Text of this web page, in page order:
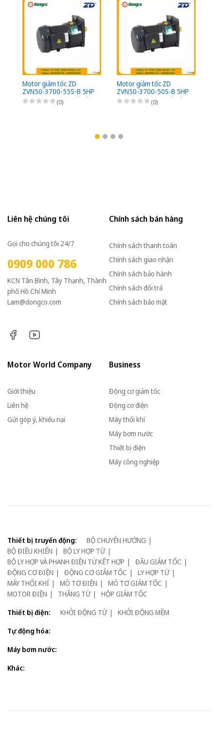
Motor giảm tốc ZD
ZVN50-3700-55S-B 5HP
(3,7kW) - 1/55 - kiểu lắp
Mặt bích 3 Pha
(0)
Motor giảm tốc ZD
ZVN50-3700-50S-B 5HP
(3,7kW) - 1/50 - kiểu lắp
Mặt bích 3 Pha
lưu nhanh từ AC sang
(0)
Liên hệ chúng tôi
Gọi cho chúng tôi 24/7
0909 000 786
KCN Tân Bình, Tây Thạnh, Thành
phố Hồ Chí Minh
Lam@dongco.com
Chính sách bán hàng
Chính sách thanh toán
Chính sách giao nhận
Chính sách bảo hành
Chính sách đổi trả
Chính sách bảo mật
Motor World Company
Giới thiệu
Liên hệ
Gửi góp ý, khiếu nại
Business
Động cơ giảm tốc
Động cơ điện
Máy thổi khí
Máy bơm nước
Thiết bị điện
Máy công nghiệp
Thiết bị truyển động:
BỘ CHUYỂN HƯỚNG
BỘ ĐIỀU KHIỂN
BỘ LY HỢP TỪ
BỘ LY HỢP VÀ PHANH ĐIỆN TỪ KẾT HỢP
ĐẦU GIẢM TỐC
ĐỘNG CƠ ĐIỆN
ĐỘNG CƠ GIẢM TỐC
LY HỢP TỪ
MÁY THỔI KHÍ
MÔ TƠ ĐIỆN
MÔ TƠ GIẢM TỐC
MOTOR ĐIỆN
THẮNG TỪ
HỘP GIẢM TỐC
Thiết bị điện:
KHỞI ĐỘNG TỪ
KHỞI ĐỘNG MỀM
Tự động hóa:
Máy bơm nước:
Khác: